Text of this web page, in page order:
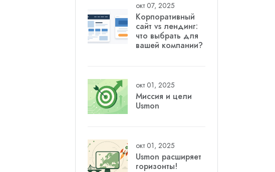
окт 07, 2025
Корпоративный
сайт vs лендинг:
что выбрать для
вашей компании?
окт 01, 2025
Миссия и цели
Usmon
окт 01, 2025
Usmon расширяет
горизонты!